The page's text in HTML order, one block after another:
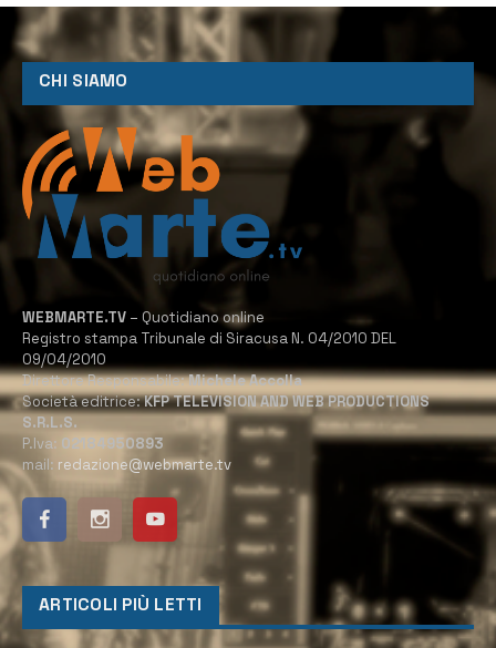
CHI SIAMO
WEBMARTE.TV – Quotidiano online
Registro stampa Tribunale di Siracusa N. 04/2010 DEL
09/04/2010
Direttore Responsabile:Michele Accolla
Società editrice:KFP TELEVISION AND WEB PRODUCTIONS
S.R.L.S.
P.Iva: 02184950893
mail: redazione@webmarte.tv
ARTICOLI PIÙ LETTI